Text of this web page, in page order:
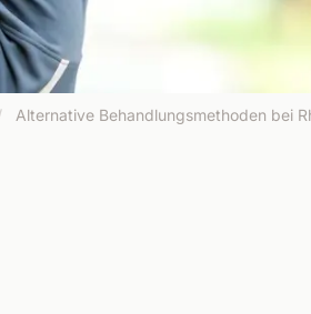
Alternative Behandlungsmethoden bei